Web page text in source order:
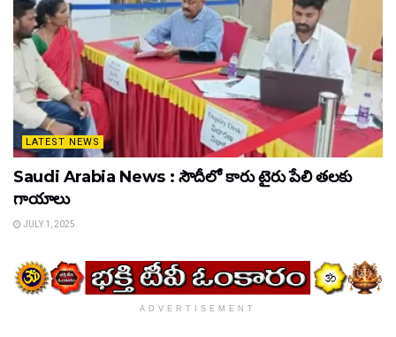
LATEST NEWS
Saudi Arabia News : సౌదీలో కారు టైరు పేలి తలకు
గాయాలు
JULY 1, 2025
ADVERTISEMENT